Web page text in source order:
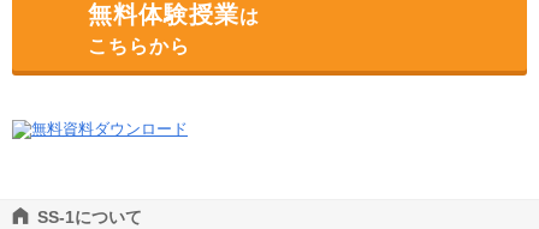
無料体験授業は
こちらから
SS-1について